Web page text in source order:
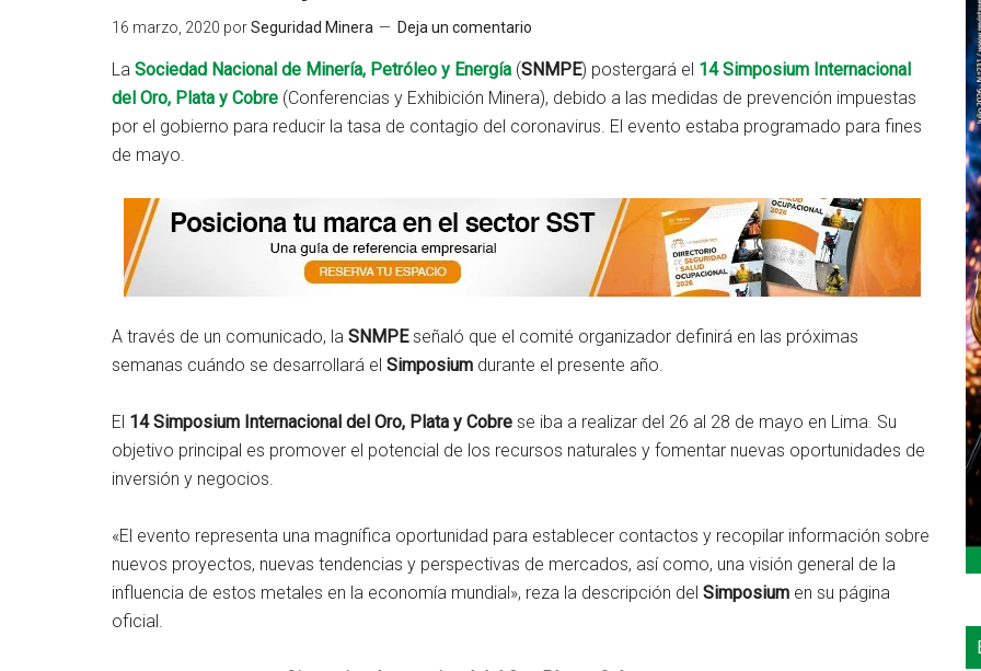
16 marzo, 2020 porSeguridad Minera Deja un comentario
La Sociedad Nacional de Minería, Petróleo y Energía (SNMPE) postergará el 14 Simposium Internacional
del Oro, Plata y Cobre (Conferencias y Exhibición Minera), debido a las medidas de prevención impuestas
por el gobierno para reducir la tasa de contagio del coronavirus. El evento estaba programado para fines
de mayo.
A través de un comunicado, la SNMPEseñaló que el comité organizador definirá en las próximas
semanas cuándo se desarrollará el Simposium durante el presente año.
El 14 Simposium Internacional del Oro, Plata y Cobre se iba a realizar del 26 al 28 de mayo en Lima. Su
objetivo principal es promover el potencial de los recursos naturales y fomentar nuevas oportunidades de
inversión y negocios.
«El evento representa una magnífica oportunidad para establecer contactos y recopilar información sobre
nuevos proyectos, nuevas tendencias y perspectivas de mercados, así como, una visión general de la
influencia de estos metales en la economía mundial», reza la descripción del Simposium en su página
oficial.